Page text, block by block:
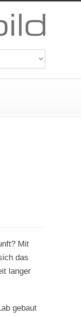
Mit
das
langer
gebaut